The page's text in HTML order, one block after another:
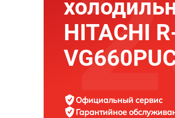
HITACHI
Официальный сервис
Гарантийное